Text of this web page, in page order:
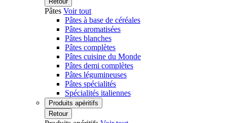
Pâtes Voir tout
Pâtes à base de céréales
Pâtes aromatisées
Pâtes blanches
Pâtes complètes
Pâtes cuisine du Monde
Pâtes demi complètes
Pâtes légumineuses
Pâtes spécialités
Spécialités italiennes
Produits apéritifs
Retour